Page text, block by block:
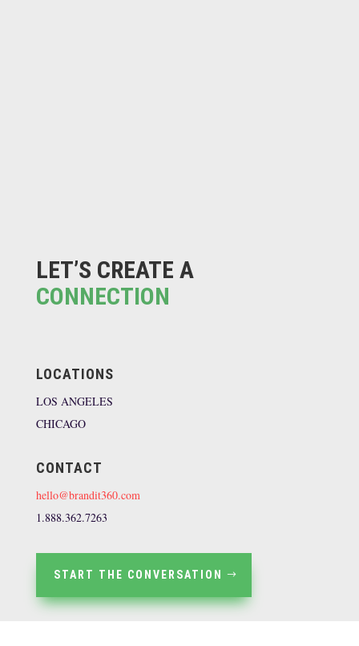
LET’S CREATE A
CONNECTION
LOCATIONS
LOS ANGELES
CHICAGO
CONTACT
hello@brandit360.com
1.888.362.7263
START THE CONVERSATION